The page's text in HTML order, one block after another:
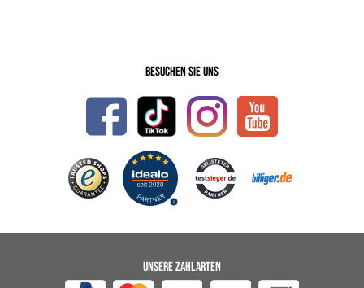
Besuchen Sie uns
UNSERE ZAHLARTEN